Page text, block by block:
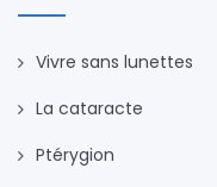
Vivre sans lunettes
La cataracte
Ptérygion